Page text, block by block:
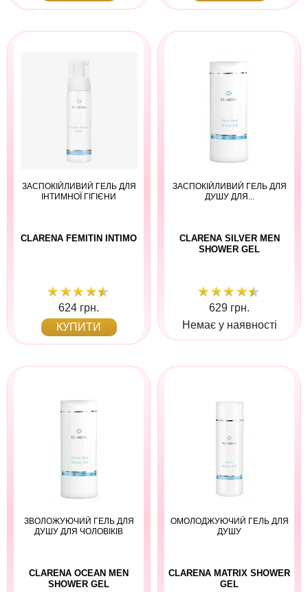
ЗАСПОКІЙЛИВИЙ ГЕЛЬ ДЛЯ
ІНТИМНОЇ ГІГІЄНИ
CLARENA FEMITIN INTIMO
624 грн.
КУПИТИ
ЗАСПОКІЙЛИВИЙ ГЕЛЬ ДЛЯ
ДУШУ ДЛЯ...
CLARENA SILVER MEN
SHOWER GEL
629 грн.
Немає у наявності
ЗВОЛОЖУЮЧИЙ ГЕЛЬ ДЛЯ
ДУШУ ДЛЯ ЧОЛОВІКІВ
CLARENA OCEAN MEN
SHOWER GEL
ОМОЛОДЖУЮЧИЙ ГЕЛЬ ДЛЯ
ДУШУ
CLARENA MATRIX SHOWER
GEL